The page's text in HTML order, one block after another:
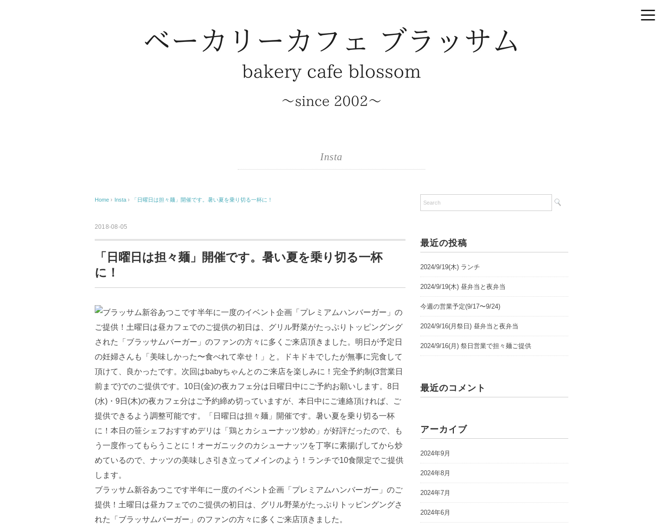
Insta
Home › Insta › 「日曜日は担々麺」開催です。暑い夏を乗り切る一杯に！
2018-08-05
「日曜日は担々麺」開催です。暑い夏を乗り切る一杯
に！
ブラッサム新谷あつこです半年に一度のイベント企画「プレミアムハンバーガー」のご
提供！土曜日は昼カフェでのご提供の初日は、グリル野菜がたっぷりトッピングングさ
れた「ブラッサムバーガー」のファンの方々に多くご来店頂きました。
最近の投稿
2024/9/19(木) ランチ
2024/9/19(木) 昼弁当と夜弁当
今週の営業予定(9/17〜9/24)
2024/9/16(月祭日) 昼弁当と夜弁当
2024/9/16(月) 祭日営業で担々麺ご提供
最近のコメント
アーカイブ
2024年9月
2024年8月
2024年7月
2024年6月